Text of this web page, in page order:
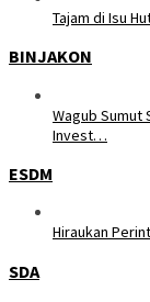
Tajam di Isu
BINJAKON
Wagub Sumut
Invest…
ESDM
Hiraukan
SDA